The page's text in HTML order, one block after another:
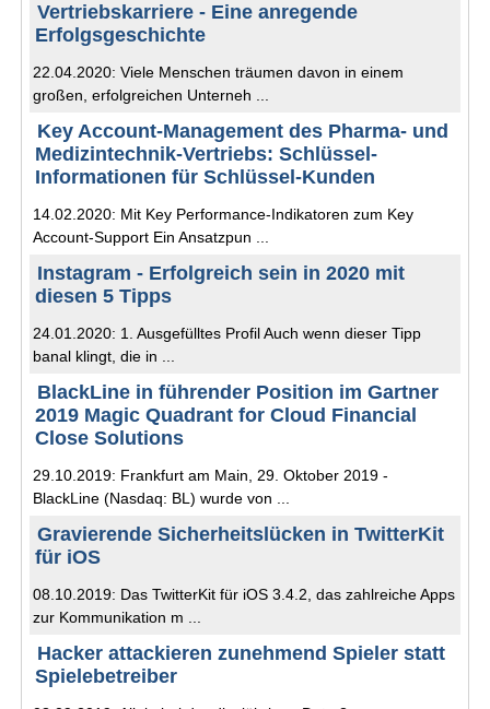
Vertriebskarriere - Eine anregende
Erfolgsgeschichte
22.04.2020: Viele Menschen träumen davon in einem
großen, erfolgreichen Unterneh ...
Key Account-Management des Pharma- und
Medizintechnik-Vertriebs: Schlüssel-
Informationen für Schlüssel-Kunden
14.02.2020: Mit Key Performance-Indikatoren zum Key
Account-Support Ein Ansatzpun ...
Instagram - Erfolgreich sein in 2020 mit
diesen 5 Tipps
24.01.2020: 1. Ausgefülltes Profil Auch wenn dieser Tipp
banal klingt, die in ...
BlackLine in führender Position im Gartner
2019 Magic Quadrant for Cloud Financial
Close Solutions
29.10.2019: Frankfurt am Main, 29. Oktober 2019 -
BlackLine (Nasdaq: BL) wurde von ...
Gravierende Sicherheitslücken in TwitterKit
für iOS
08.10.2019: Das TwitterKit für iOS 3.4.2, das zahlreiche Apps
zur Kommunikation m ...
Hacker attackieren zunehmend Spieler statt
Spielebetreiber